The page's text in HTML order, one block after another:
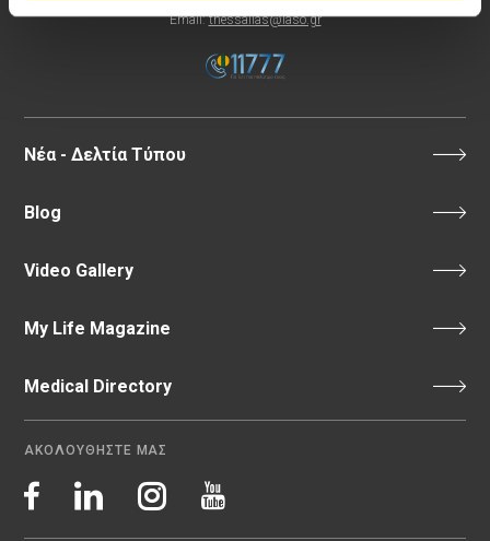
Email:thessalias@Iaso.gr
Νέα - Δελτία Τύπου
Blog
Video Gallery
My Life Magazine
Medical Directory
ΑΚΟΛΟΥΘΗΣΤΕ ΜΑΣ